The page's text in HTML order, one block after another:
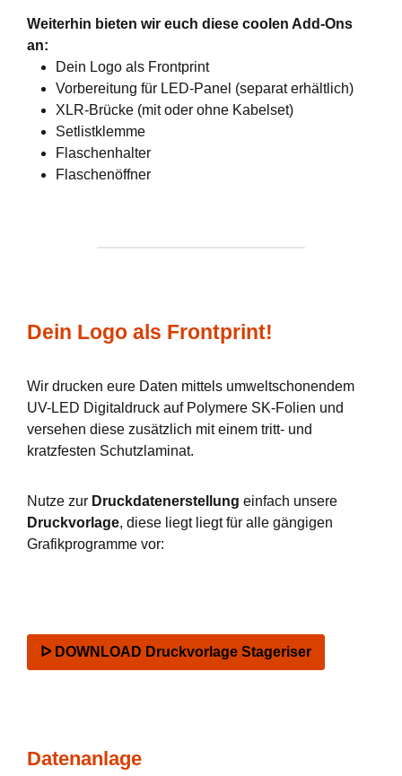
Weiterhin bieten wir euch diese coolen Add-Ons
an:
Dein Logo als Frontprint
Vorbereitung für LED-Panel (separat erhältlich)
XLR-Brücke (mit oder ohne Kabelset)
Setlistklemme
Flaschenhalter
Flaschenöffner
Dein Logo als Frontprint!
Wir drucken eure Daten mittels umweltschonendem
UV-LED Digitaldruck auf Polymere SK-Folien und
versehen diese zusätzlich mit einem tritt- und
kratzfesten Schutzlaminat.
Nutze zur Druckdatenerstellung einfach unsere
Druckvorlage, diese liegt liegt für alle gängigen
Grafikprogramme vor:
ᐅ DOWNLOAD Druckvorlage Stageriser
Datenanlage